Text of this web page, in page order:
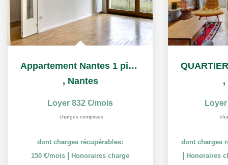
Appartement Nantes 1 pièce(s) 36 m2
, Nantes
Loyer 832 €/mois
charges comprises
dont charges récupérables:
150 €/mois
Honoraires charge
,
dont charges
Honoraires